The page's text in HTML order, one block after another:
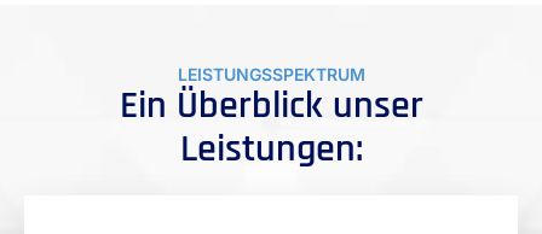
LEISTUNGSSPEKTRUM
Ein Überblick unser
Leistungen: